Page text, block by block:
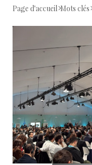
Page d'accueil Mots clés